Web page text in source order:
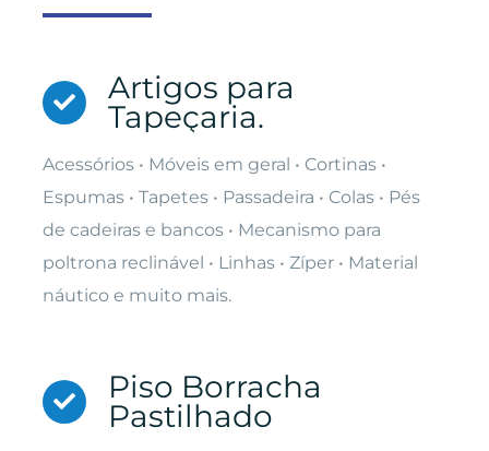
Artigos para
Tapeçaria.
Acessórios • Móveis em geral • Cortinas •
Espumas • Tapetes • Passadeira • Colas • Pés
de cadeiras e bancos • Mecanismo para
poltrona reclinável • Linhas • Zíper • Material
náutico e muito mais.
Piso Borracha
Pastilhado